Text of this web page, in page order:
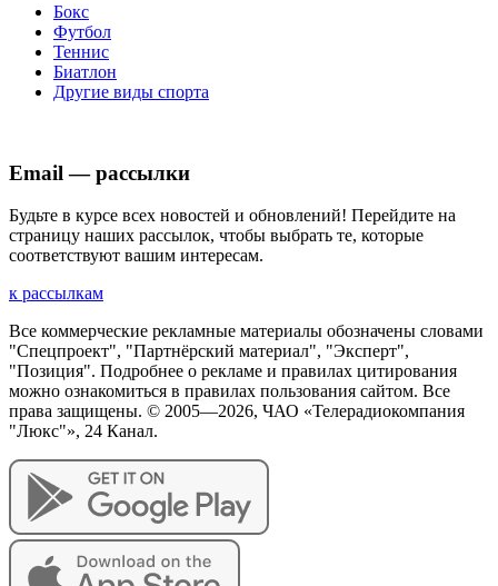
Бокс
Футбол
Теннис
Биатлон
Другие виды спорта
Email — рассылки
Будьте в курсе всех новостей и обновлений! Перейдите на
страницу наших рассылок, чтобы выбрать те, которые
соответствуют вашим интересам.
к рассылкам
Все коммерческие рекламные материалы обозначены словами
"Спецпроект", "Партнёрский материал", "Эксперт",
"Позиция". Подробнее о рекламе и правилах цитирования
можно ознакомиться в правилах пользования сайтом. Все
права защищены. © 2005—2026, ЧАО «Телерадиокомпания
"Люкс"», 24 Канал.